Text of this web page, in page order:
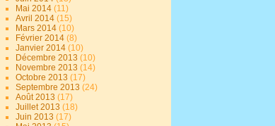
Mai 2014(11)
Avril 2014(15)
Mars 2014(10)
Février 2014(8)
Janvier 2014(10)
Décembre 2013(10)
Novembre 2013(14)
Octobre 2013(17)
Septembre 2013(24)
Août 2013(17)
Juillet 2013(18)
Juin 2013(17)